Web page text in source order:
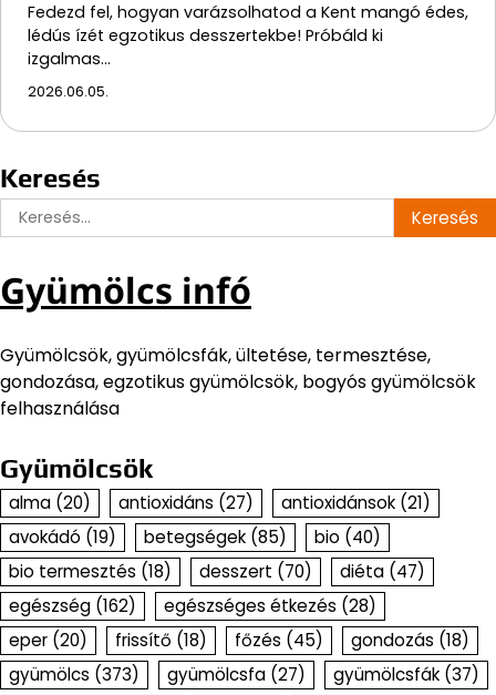
Fedezd fel, hogyan varázsolhatod a Kent mangó édes,
lédús ízét egzotikus desszertekbe! Próbáld ki
izgalmas…
2026.06.05.
Keresés
Keresés:
Gyümölcs infó
Gyümölcsök, gyümölcsfák, ültetése, termesztése,
gondozása, egzotikus gyümölcsök, bogyós gyümölcsök
felhasználása
Gyümölcsök
alma (20) antioxidáns (27) antioxidánsok (21)
avokádó (19) betegségek (85) bio (40)
bio termesztés (18) desszert (70) diéta (47)
egészség (162) egészséges étkezés (28)
eper (20) frissítő (18) főzés (45) gondozás (18)
gyümölcs (373) gyümölcsfa (27) gyümölcsfák (37)